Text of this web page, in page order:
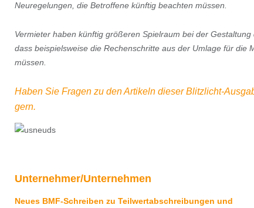
Neuregelungen, die Betroffene künftig beachten müssen.
Vermieter haben künftig größeren Spielraum bei der
dass beispielsweise die Rechenschritte aus der Umlage für
müssen.
Haben Sie Fragen zu den Artikeln dieser Blitzlicht-
gern.
Unternehmer/Unternehmen
Neues BMF-Schreiben zu Teilwertabschreibungen und